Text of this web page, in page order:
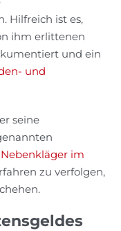
Hilfreich ist es,
ihm erlittenen
und ein
und
seine
im
zu verfolgen,